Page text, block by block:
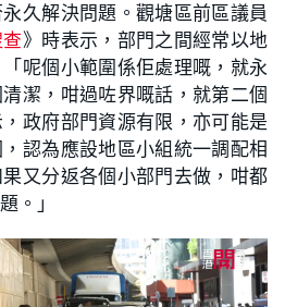
久解決問題。觀塘區前區議員
》時表示，部門之間經常以地
呢個小範圍係佢處理嘅，就永
潔，咁過咗界嘅話，就第二個
政府部門資源有限，亦可能是
認為應設地區小組統一調配相
又分返各個小部門去做，咁都
。」